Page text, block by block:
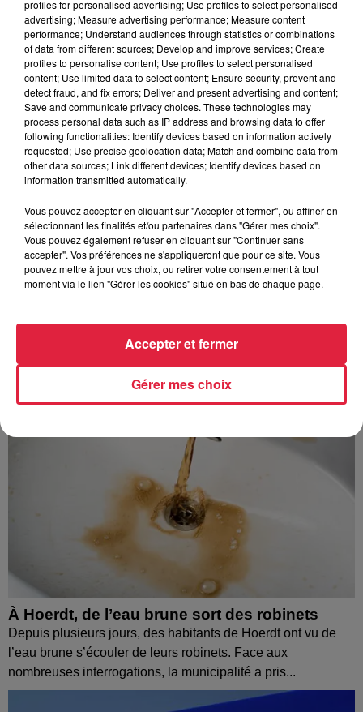
6 août 2026
Tags antisémites à Strasbourg :
Catherine Trautmann réagit
6 août 2026
Au zoo de Mulhouse : rencontre
avec les flamants rouges
À Hoerdt, de l’eau brune sort des robinets
Depuis plusieurs jours, des habitants de Hoerdt ont vu de
l’eau brune s’écouler de leurs robinets. Face aux
nombreuses interrogations, la municipalité a pris...
profiles for personalised advertising; Use profiles to select personalised
advertising; Measure advertising performance; Measure content
performance; Understand audiences through statistics or combinations
of data from different sources; Develop and improve services; Create
profiles to personalise content; Use profiles to select personalised
content; Use limited data to select content; Ensure security, prevent and
detect fraud, and fix errors; Deliver and present advertising and content;
Save and communicate privacy choices. These technologies may
process personal data such as IP address and browsing data to offer
following functionalities: Identify devices based on information actively
requested; Use precise geolocation data; Match and combine data from
other data sources; Link different devices; Identify devices based on
information transmitted automatically.
Vous pouvez accepter en cliquant sur "Accepter et fermer", ou affiner en
sélectionnant les finalités et/ou partenaires dans "Gérer mes choix".
Vous pouvez également refuser en cliquant sur "Continuer sans
accepter". Vos préférences ne s'appliqueront que pour ce site. Vous
pouvez mettre à jour vos choix, ou retirer votre consentement à tout
moment via le lien "Gérer les cookies" situé en bas de chaque page.
Gérer mes choix
Accepter et fermer